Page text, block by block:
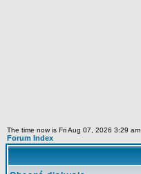
The time now is Fri Aug 07, 2026 3:29 am
Forum Index